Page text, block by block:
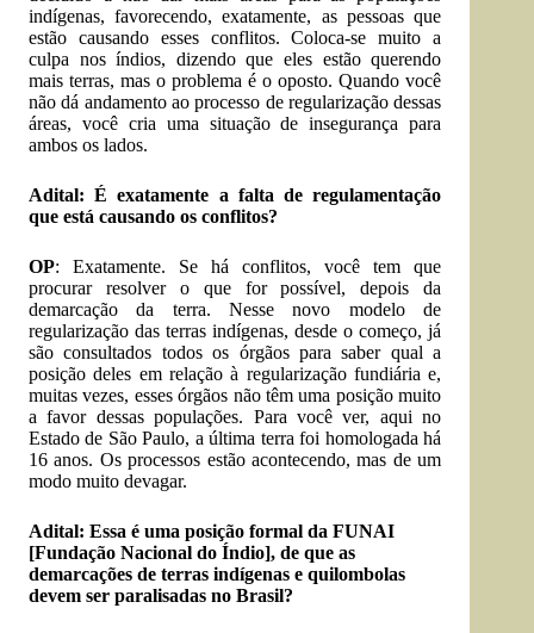
indígenas, favorecendo, exatamente, as pessoas que
estão causando esses conflitos. Coloca-se muito a
culpa nos índios, dizendo que eles estão querendo
mais terras, mas o problema é o oposto. Quando você
não dá andamento ao processo de regularização dessas
áreas, você cria uma situação de insegurança para
ambos os lados.
Adital: É exatamente a falta de regulamentação
que está causando os conflitos?
OP: Exatamente. Se há conflitos, você tem que
procurar resolver o que for possível, depois da
demarcação da terra. Nesse novo modelo de
regularização das terras indígenas, desde o começo, já
são consultados todos os órgãos para saber qual a
posição deles em relação à regularização fundiária e,
muitas vezes, esses órgãos não têm uma posição muito
a favor dessas populações. Para você ver, aqui no
Estado de São Paulo, a última terra foi homologada há
16 anos. Os processos estão acontecendo, mas de um
modo muito devagar.
Adital: Essa é uma posição formal da FUNAI
[Fundação Nacional do Índio], de que as
demarcações de terras indígenas e quilombolas
devem ser paralisadas no Brasil?